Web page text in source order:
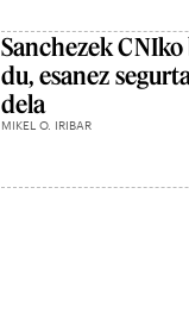
Sanchezek
du, esanez
dela
MIKEL O. IRIBAR